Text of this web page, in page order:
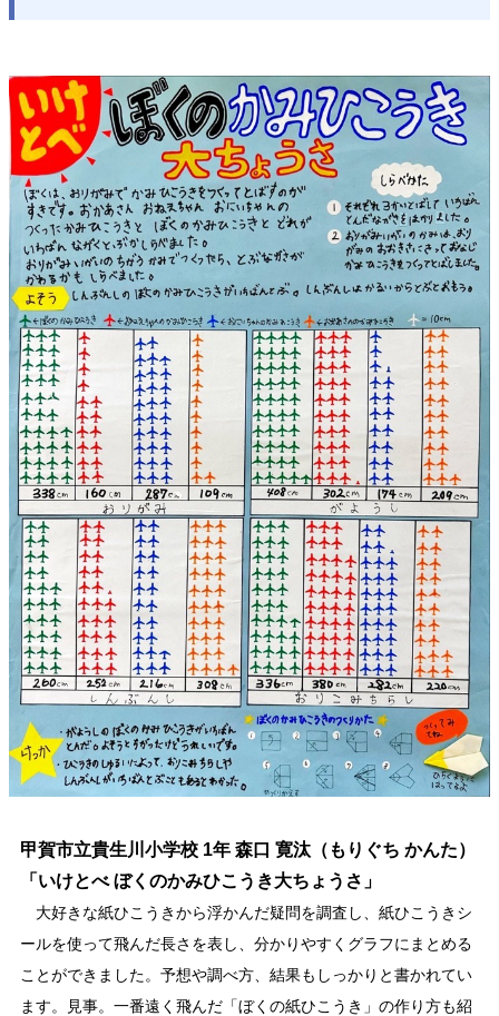
甲賀市立貴生川小学校 1年 森口 寛汰（もりぐち かんた）
「いけとべ ぼくのかみひこうき大ちょうさ」
大好きな紙ひこうきから浮かんだ疑問を調査し、紙ひこうきシ
ールを使って飛んだ長さを表し、分かりやすくグラフにまとめる
ことができました。予想や調べ方、結果もしっかりと書かれてい
ます。見事。一番遠く飛んだ「ぼくの紙ひこうき」の作り方も紹